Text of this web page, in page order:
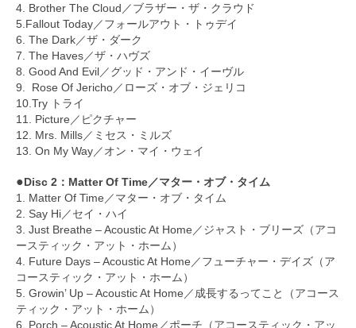
4. Brother The Cloud／ブラザー・ザ・クラウド
5.Fallout Today／フォールアウト・トゥデイ
6. The Dark／ザ・ダーク
7. The Haves／ザ・ハヴズ
8. Good And Evil／グッド・アンド・イーヴル
9. Rose Of Jericho／ローズ・オブ・ジェリコ
10.Try トライ
11. Picture／ピクチャー
12. Mrs. Mills／ミセス・ミルズ
13. On My Way／オン・マイ・ウェイ
●Disc 2：Matter Of Time／マター・オブ・タイム
1. Matter Of Time／マター・オブ・タイム
2. Say Hi／セイ・ハイ
3. Just Breathe – Acoustic At Home／ジャスト・ブリーズ（アコ
ースティック・アット・ホーム）
4. Future Days – Acoustic At Home／フューチャー・デイズ（ア
コースティック・アット・ホーム）
5. Growin’ Up – Acoustic At Home／成長するってこと（アコース
ティック・アット・ホーム）
6. Porch – Acoustic At Home／ポーチ（アコースティック・アッ